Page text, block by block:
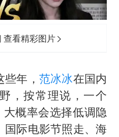
查看精彩图片
年， 范冰冰在国内
，按常理说，一个
大概率会选择低调隐
国际电影节照走、海